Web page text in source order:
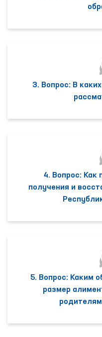
3. Вопрос: В
4. Вопрос: Как
получения и
5. Вопрос: Каким
размер